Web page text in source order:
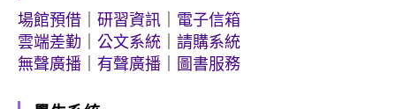
場館預借
研習資訊
電子信箱
雲端差勤
公文系統
請購系統
無聲廣播
有聲廣播 圖書服務